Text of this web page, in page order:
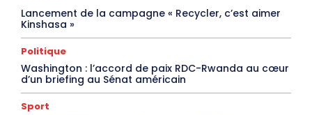
Lancement de la campagne « Recycler, c’est aimer
Kinshasa »
Politique
Washington : l’accord de paix RDC-Rwanda au cœur
d’un briefing au Sénat américain
Sport